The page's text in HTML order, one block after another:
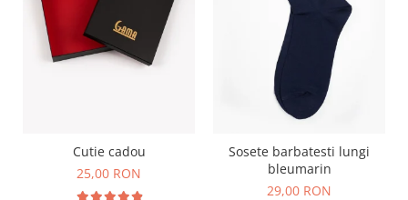
Cutie cadou
25,00 RON
Sosete barbatesti lungi
bleumarin
29,00 RON